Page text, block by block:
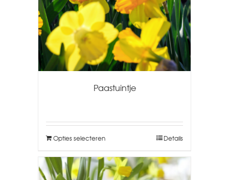
Paastuintje
Opties selecteren Details